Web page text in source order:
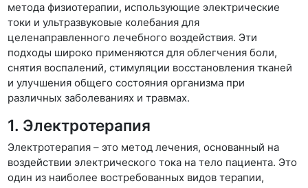
метода физиотерапии, использующие электрические
токи и ультразвуковые колебания для
целенаправленного лечебного воздействия. Эти
подходы широко применяются для облегчения боли,
снятия воспалений, стимуляции восстановления тканей
и улучшения общего состояния организма при
различных заболеваниях и травмах.
1. Электротерапия
Электротерапия – это метод лечения, основанный на
воздействии электрического тока на тело пациента. Это
один из наиболее востребованных видов терапии,